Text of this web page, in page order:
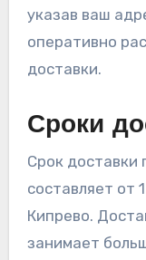
указав ваш
оперативно
доставки.
Сроки
Срок доставки
составляет от
Кипрево.
занимает